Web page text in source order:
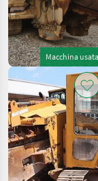
Macchina usata